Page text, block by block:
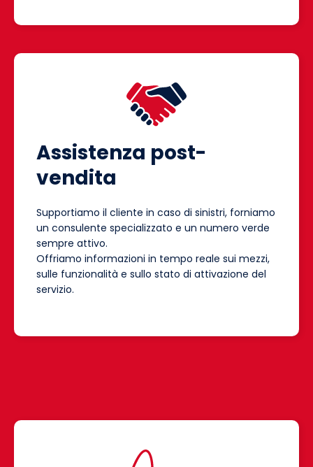
Assistenza post-
vendita
Supportiamo il cliente in caso di sinistri, forniamo
un consulente specializzato e un numero verde
sempre attivo.
Offriamo informazioni in tempo reale sui mezzi,
sulle funzionalità e sullo stato di attivazione del
servizio.